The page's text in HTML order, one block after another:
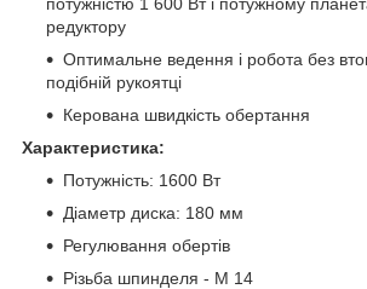
редуктору
Оптимальне ведення і робота без
подібній рукоятці
Керована швидкість обертання
Характеристика:
Потужність: 1600 Вт
Діаметр диска: 180 мм
Регулювання обертів
Різьба шпинделя - М 14